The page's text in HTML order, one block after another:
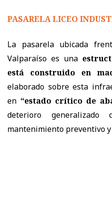
PASARELA LICEO
La pasarela ubicada
Valparaíso es una
está construido en
elaborado sobre esta
en “estado crítico de
deterioro
mantenimiento preventivo